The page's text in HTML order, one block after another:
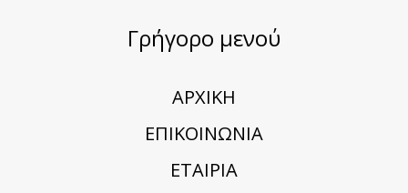
Γρήγορο μενού
ΑΡΧΙΚΗ
ΕΠΙΚΟΙΝΩΝΙΑ
ΕΤΑΙΡΙΑ